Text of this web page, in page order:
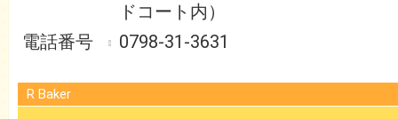
ドコート内）
0798-31-3631
R Baker